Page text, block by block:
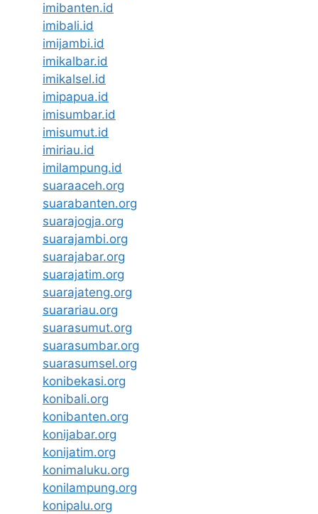
imibanten.id
imibali.id
imijambi.id
imikalbar.id
imikalsel.id
imipapua.id
imisumbar.id
imisumut.id
imiriau.id
imilampung.id
suaraaceh.org
suarabanten.org
suarajogja.org
suarajambi.org
suarajabar.org
suarajatim.org
suarajateng.org
suarariau.org
suarasumut.org
suarasumbar.org
suarasumsel.org
konibekasi.org
konibali.org
konibanten.org
konijabar.org
konijatim.org
konimaluku.org
konilampung.org
konipalu.org